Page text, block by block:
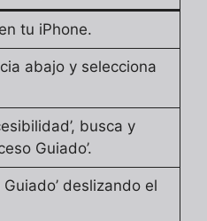
tu iPhone.
abajo y selecciona
busca y
Guiado’.
Guiado’ deslizando el